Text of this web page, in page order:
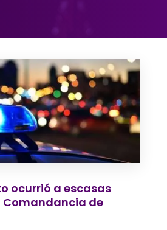
ocurrió a escasas
Comandancia de